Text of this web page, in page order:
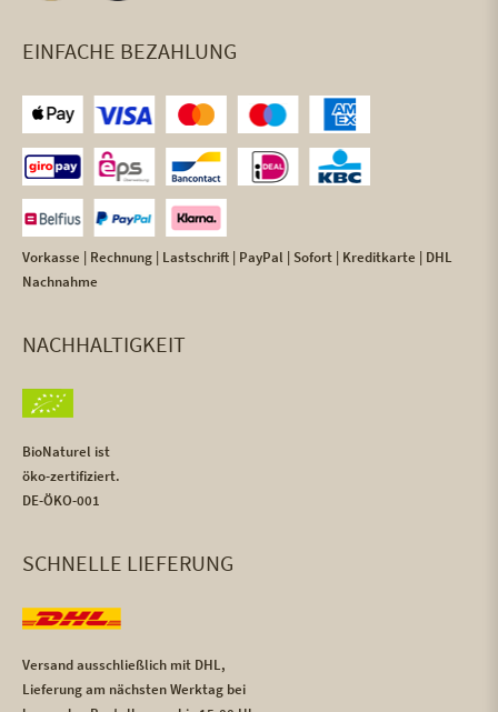
EINFACHE BEZAHLUNG
Vorkasse | Rechnung | Lastschrift | PayPal | Sofort | Kreditkarte | DHL
Nachnahme
NACHHALTIGKEIT
BioNaturel ist
öko-zertifiziert.
DE-ÖKO-001
SCHNELLE LIEFERUNG
Versand ausschließlich mit DHL,
Lieferung am nächsten Werktag bei